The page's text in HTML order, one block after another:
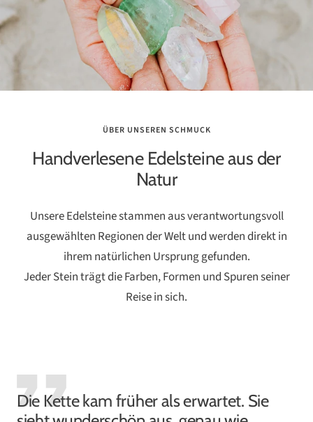
ÜBER UNSEREN SCHMUCK
Handverlesene Edelsteine aus der
Natur
Unsere Edelsteine stammen aus verantwortungsvoll
ausgewählten Regionen der Welt und werden direkt in
ihrem natürlichen Ursprung gefunden.
Jeder Stein trägt die Farben, Formen und Spuren seiner
Reise in sich.
Die Kette kam früher als erwartet. Sie